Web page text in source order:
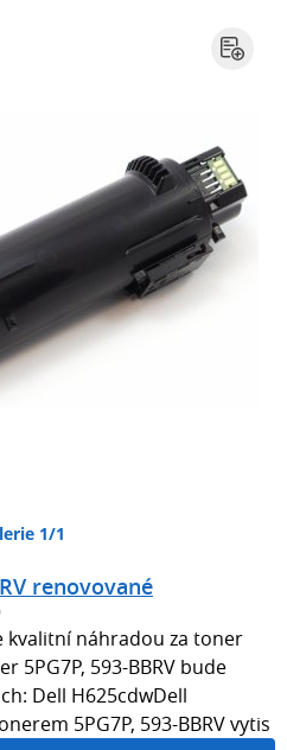
1/1
renovované
kvalitní náhradou za toner
5PG7P, 593-BBRV bude
Dell H625cdwDell
5PG7P, 593-BBRV vytis